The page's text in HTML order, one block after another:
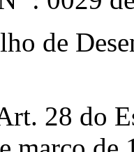
de
28 do